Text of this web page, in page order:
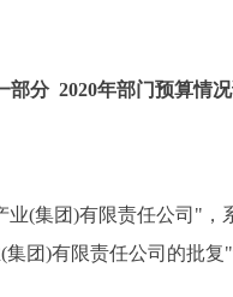
部分 2020年部门预算情
集团)有限责任公司"，
团)有限责任公司的批复"